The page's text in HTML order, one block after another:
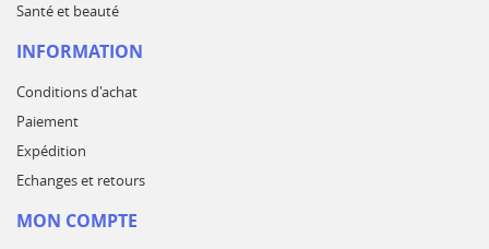
Santé et beauté
INFORMATION
Conditions d'achat
Paiement
Expédition
Echanges et retours
MON COMPTE